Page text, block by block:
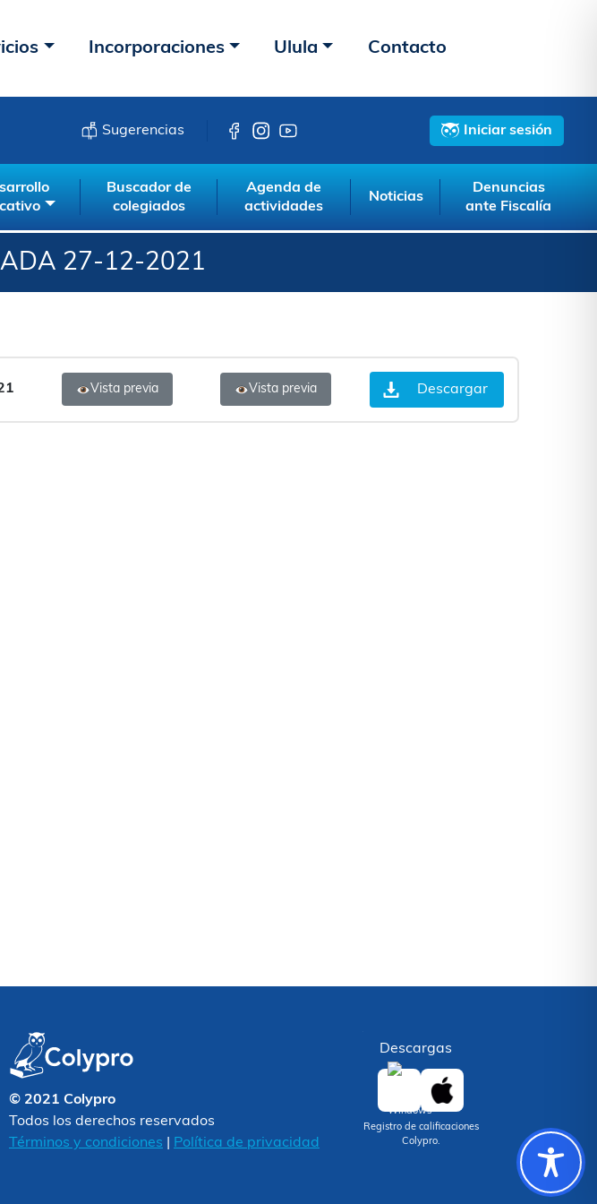
Incorporaciones Ulula Contacto
Sugerencias Iniciar sesión
Buscador de
colegiados
Agenda de
actividades
Noticias
Denuncias
ante Fiscalía
27-12-2021
Vista previa Vista previa Descargar
© 2021 Colypro
Todos los derechos reservados
Términos y condiciones
Política de privacidad
Descargas
Registro de calificaciones
Colypro.